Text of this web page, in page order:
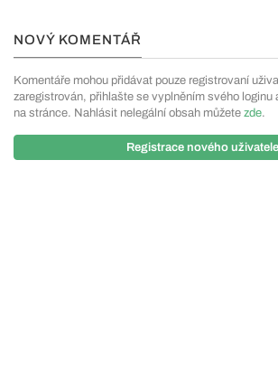
NOVÝ KOMENTÁŘ
Komentáře mohou přidávat pouze registrovaní
zaregistrován, přihlašte se vyplněním svého loginu
na stránce. Nahlásit nelegální obsah můžete zde.
Registrace nového uživatele